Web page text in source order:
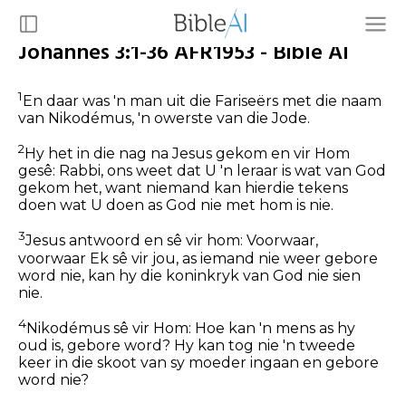
Johannes 3:1-36 AFR1953 - Bible AI
1En daar was 'n man uit die Fariseërs met die naam
van Nikodémus, 'n owerste van die Jode.
2 Hy het in die nag na Jesus gekom en vir Hom
gesê: Rabbi, ons weet dat U 'n leraar is wat van God
gekom het, want niemand kan hierdie tekens
doen wat U doen as God nie met hom is nie.
3Jesus antwoord en sê vir hom: Voorwaar,
voorwaar Ek sê vir jou, as iemand nie weer gebore
word nie, kan hy die koninkryk van God nie sien
nie.
4Nikodémus sê vir Hom: Hoe kan 'n mens as hy
oud is, gebore word? Hy kan tog nie 'n tweede
keer in die skoot van sy moeder ingaan en gebore
word nie?